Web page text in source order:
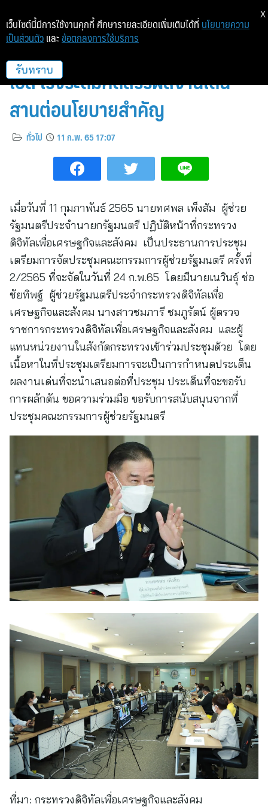
คณะกรรมการผู้ช่วยรัฐมนตรีฯ ดีอี
เอส เร่งระดมคัดสรรผลงานเด่น
สานต่อนโยบายสำคัญ
ทั่วไป 11 ก.พ. 65 17:07
เมื่อวันที่ 11 กุมภาพันธ์ 2565 นายทศพล เพ็งส้ม ผู้ช่วย
รัฐมนตรีประจำนายกรัฐมนตรี ปฏิบัติหน้าที่กระทรวง
ดิจิทัลเพื่อเศรษฐกิจและสังคม เป็นประธานการประชุม
เตรียมการจัดประชุมคณะกรรมการผู้ช่วยรัฐมนตรี ครั้งที่
2/2565 ที่จะจัดในวันที่ 24 ก.พ.65 โดยมีนายเนวินธุ์ ช่อ
ชัยทิพฐ์ ผู้ช่วยรัฐมนตรีประจำกระทรวงดิจิทัลเพื่อ
เศรษฐกิจและสังคม นางสาวชมภารี ชมภูรัตน์ ผู้ตรวจ
ราชการกระทรวงดิจิทัลเพื่อเศรษฐกิจและสังคม และผู้
แทนหน่วยงานในสังกัดกระทรวงเข้าร่วมประชุมด้วย โดย
เนื้อหาในที่ประชุมเตรียมการจะเป็นการกำหนดประเด็น
ผลงานเด่นที่จะนำเสนอต่อที่ประชุม ประเด็นที่จะขอรับ
การผลักดัน ขอความร่วมมือ ขอรับการสนับสนุนจากที่
ประชุมคณะกรรมการผู้ช่วยรัฐมนตรี
ที่มา: กระทรวงดิจิทัลเพื่อเศรษฐกิจและสังคม
เว็บไซต์นี้มีการใช้งานคุกกี้ ศึกษารายละเอียดเพิ่มเติมได้ที่ นโยบายความ
เป็นส่วนตัว และ ข้อตกลงการใช้บริการ
รับทราบ
X